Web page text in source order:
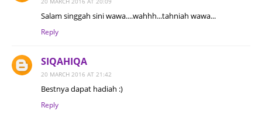
Salam singgah sini wawa....wahhh...tahniah wawa...
Reply
SIQAHIQA
20 MARCH 2016 AT 21:42
Bestnya dapat hadiah :)
Reply